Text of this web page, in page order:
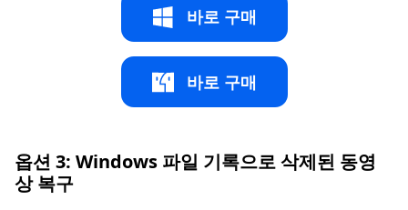
바로 구매
바로 구매
옵션 3: Windows 파일 기록으로 삭제된 동영
상 복구